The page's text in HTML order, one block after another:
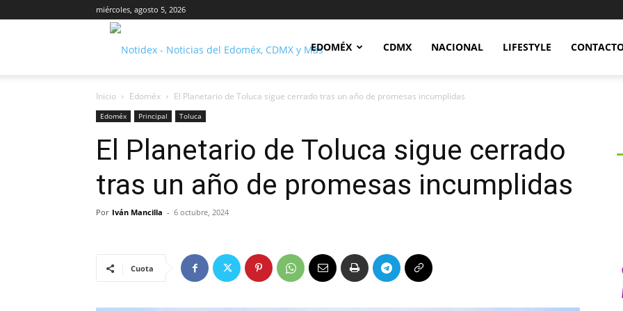
miércoles, agosto 5, 2026
Notidex
EDOMÉX CDMX NACIONAL LIFESTYLE
Inicio Edoméx El Planetario de Toluca sigue cerrado tras un año de promesas incumplidas
Edoméx Principal Toluca
El Planetario de Toluca sigue cerrado
tras un año de promesas incumplidas
Por Iván Mancilla - 6 octubre, 2024
Cuota